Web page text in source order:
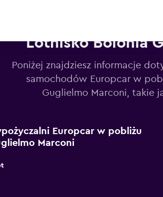
Lotnisko Bolonia
Poniżej znajdziesz informacje
samochodów Europcar w
Guglielmo Marconi, takie
Europcar w pobliżu
Marconi